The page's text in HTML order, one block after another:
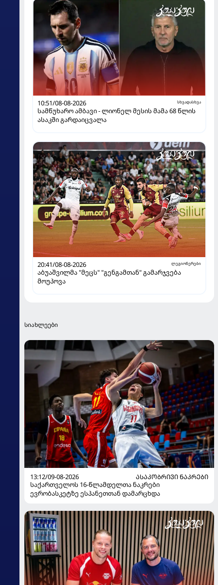
10:51/08-08-2026 სხვადასხვა
სამწუხარო ამბავი - ლიონელ მესის მამა 68 წლის
ასაკში გარდაიცვალა
20:41/08-08-2026 ლეგიონერები
აბუაშვილმა "მეცს" "გენგამთან" გამარჯვება
მოუპოვა
სიახლეები
13:12/09-08-2026
ᲐᲡᲐᲙᲝᲑᲠᲘᲕᲘ ᲜᲐᲙᲠᲔᲑᲘ
საქართველოს 16-წლამდელთა ნაკრები
ევრობასკეტზე ესპანეთთან დამარცხდა